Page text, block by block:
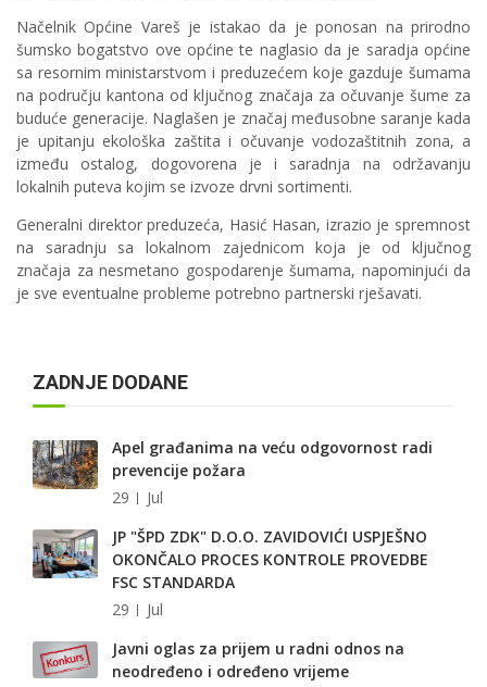
Načelnik Općine Vareš je istakao da je ponosan na prirodno
šumsko bogatstvo ove općine te naglasio da je saradja općine
sa resornim ministarstvom i preduzećem koje gazduje šumama
na području kantona od ključnog značaja za očuvanje šume za
buduće generacije. Naglašen je značaj međusobne saranje kada
je upitanju ekološka zaštita i očuvanje vodozaštitnih zona, a
između ostalog, dogovorena je i saradnja na održavanju
lokalnih puteva kojim se izvoze drvni sortimenti.
Generalni direktor preduzeća, Hasić Hasan, izrazio je spremnost
na saradnju sa lokalnom zajednicom koja je od ključnog
značaja za nesmetano gospodarenje šumama, napominjući da
je sve eventualne probleme potrebno partnerski rješavati.
ZADNJE DODANE
Apel građanima na veću odgovornost radi
prevencije požara
29
Jul
JP "ŠPD ZDK" D.O.O. ZAVIDOVIĆI USPJEŠNO
OKONČALO PROCES KONTROLE PROVEDBE
FSC STANDARDA
29
Jul
Javni oglas za prijem u radni odnos na
neodređeno i određeno vrijeme